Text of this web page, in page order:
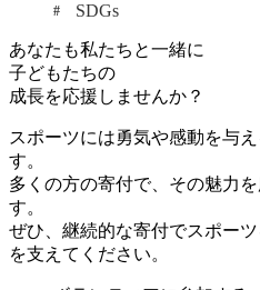
SDGs
あなたも私たちと一緒に
子どもたちの
成長を応援しませんか？
スポーツには勇気や感動を与
す。
多くの方の寄付で、その魅力
す。
ぜひ、継続的な寄付でスポー
を支えてください。